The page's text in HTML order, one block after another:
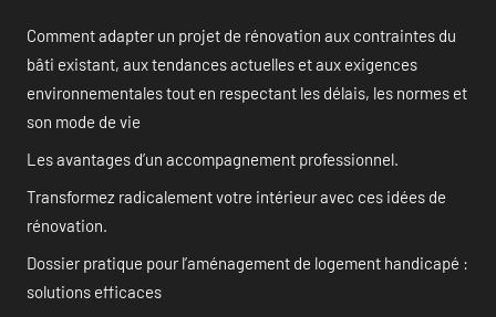
Comment adapter un projet de rénovation aux contraintes du
bâti existant, aux tendances actuelles et aux exigences
environnementales tout en respectant les délais, les normes et
son mode de vie
Les avantages d’un accompagnement professionnel.
Transformez radicalement votre intérieur avec ces idées de
rénovation.
Dossier pratique pour l’aménagement de logement handicapé :
solutions efficaces